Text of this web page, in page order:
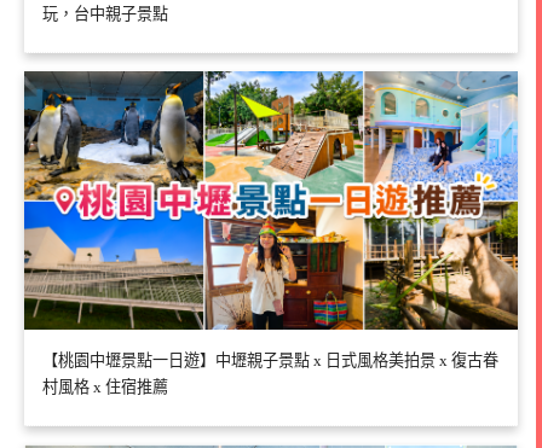
玩，台中親子景點
【桃園中壢景點一日遊】中壢親子景點 x 日式風格美拍景 x 復古眷
村風格 x 住宿推薦